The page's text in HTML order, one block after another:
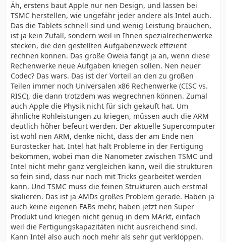
Äh, erstens baut Apple nur nen Design, und lassen bei
TSMC herstellen, wie ungefähr jeder andere als Intel auch.
Das die Tablets schnell sind und wenig Leistung brauchen,
ist ja kein Zufall, sondern weil in Ihnen spezialrechenwerke
stecken, die den gestellten Aufgabenzweck effizient
rechnen können. Das große Oweia fängt ja an, wenn diese
Rechenwerke neue Aufgaben kriegen sollen. Nen neuer
Codec? Das wars. Das ist der Vorteil an den zu großen
Teilen immer noch Universalen x86 Rechenwerke (CISC vs.
RISC), die dann trotzdem was wegrechnen können. Zumal
auch Apple die Physik nicht für sich gekauft hat. Um
ähnliche Rohleistungen zu kriegen, müssen auch die ARM
deutlich höher befeurt werden. Der aktuelle Supercomputer
ist wohl nen ARM, denke nicht, dass der am Ende nen
Eurostecker hat. Intel hat halt Probleme in der Fertigung
bekommen, wobei man die Nanometer zwischen TSMC und
Intel nicht mehr ganz vergleichen kann, weil die strukturen
so fein sind, dass nur noch mit Tricks gearbeitet werden
kann. Und TSMC muss die feinen Strukturen auch erstmal
skalieren. Das ist ja AMDs großes Problem gerade. Haben ja
auch keine eigenen FABs mehr, haben jetzt nen Super
Produkt und kriegen nicht genug in dem MArkt, einfach
weil die Fertigungskapazitäten nicht ausreichend sind.
Kann Intel also auch noch mehr als sehr gut verkloppen.